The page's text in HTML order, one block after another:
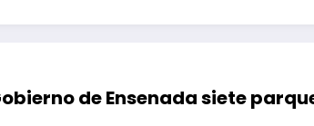
de Ensenada siete